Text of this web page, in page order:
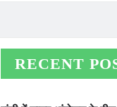
RECENT